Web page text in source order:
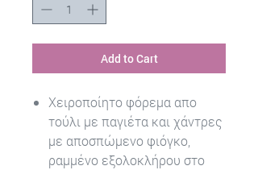
Add to Cart
Χειροποίητο φόρεμα απο
τούλι με παγιέτα και χάντρες
με αποσπώμενο φιόγκο,
ραμμένο εξολοκλήρου στο